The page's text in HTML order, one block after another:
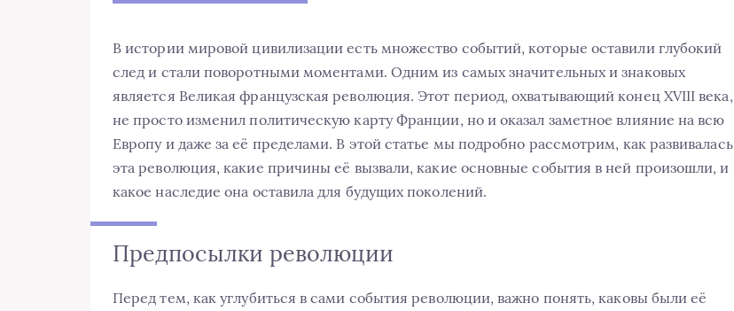
В истории мировой цивилизации есть множество событий, которые оставили глубокий
след и стали поворотными моментами. Одним из самых значительных и знаковых
является Великая французская революция. Этот период, охватывающий конец XVIII века,
не просто изменил политическую карту Франции, но и оказал заметное влияние на всю
Европу и даже за её пределами. В этой статье мы подробно рассмотрим, как развивалась
эта революция, какие причины её вызвали, какие основные события в ней произошли, и
какое наследие она оставила для будущих поколений.
Предпосылки революции
Перед тем, как углубиться в сами события революции, важно понять, каковы были её